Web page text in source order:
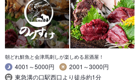
朝どれ鮮魚と会津馬刺しが楽しめる居酒屋！
4001～5000円
2001～3000円
東急溝の口駅西口より徒歩約1分